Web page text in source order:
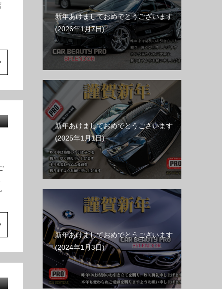
新年あけましておめでとうございます
2026年1月7日
新年あけましておめでとうございます
2025年1月1日
新年あけましておめでとうございます
2024年1月3日